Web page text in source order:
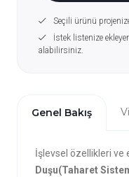
Seçili ürünü
İstek listenize
alabilirsiniz.
Genel Bakış
İşlevsel özellikleri ve
Duşu(Taharet